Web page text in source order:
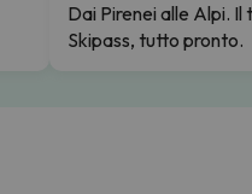
Dai Pirenei alle Alpi. Il
Skipass, tutto pronto.